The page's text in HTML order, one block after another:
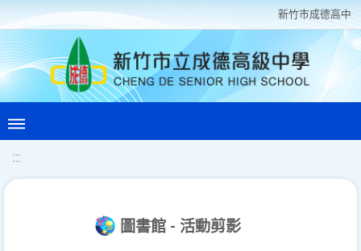
新竹巿成德高中
:::
圖書館 - 活動剪影